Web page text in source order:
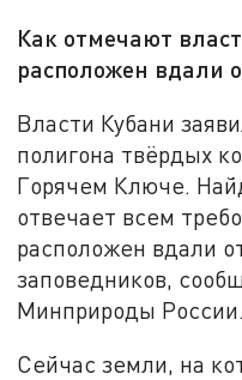
Как отмечают
расположен вдали
Власти Кубани
полигона твёрдых
Горячем Ключе.
отвечает всем
расположен вдали
заповедников,
Минприроды России.
Сейчас земли, на